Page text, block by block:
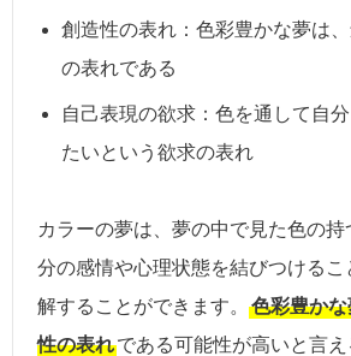
創造性の表れ：色彩豊かな夢は
の表れである
自己表現の欲求：色を通して自
たいという欲求の表れ
カラーの夢は、夢の中で見た色の持
分の感情や心理状態を結びつけるこ
解することができます。
色彩豊か
性の表れである可能性が高いと言え